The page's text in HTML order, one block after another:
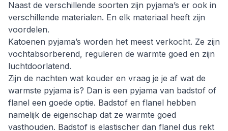
Naast de verschillende soorten zijn pyjama’s er ook in
verschillende materialen. En elk materiaal heeft zijn
voordelen.
Katoenen pyjama’s worden het meest verkocht. Ze zijn
vochtabsorberend, reguleren de warmte goed en zijn
luchtdoorlatend.
Zijn de nachten wat kouder en vraag je je af wat de
warmste pyjama is? Dan is een pyjama van badstof of
flanel een goede optie. Badstof en flanel hebben
namelijk de eigenschap dat ze warmte goed
vasthouden. Badstof is elastischer dan flanel dus rekt